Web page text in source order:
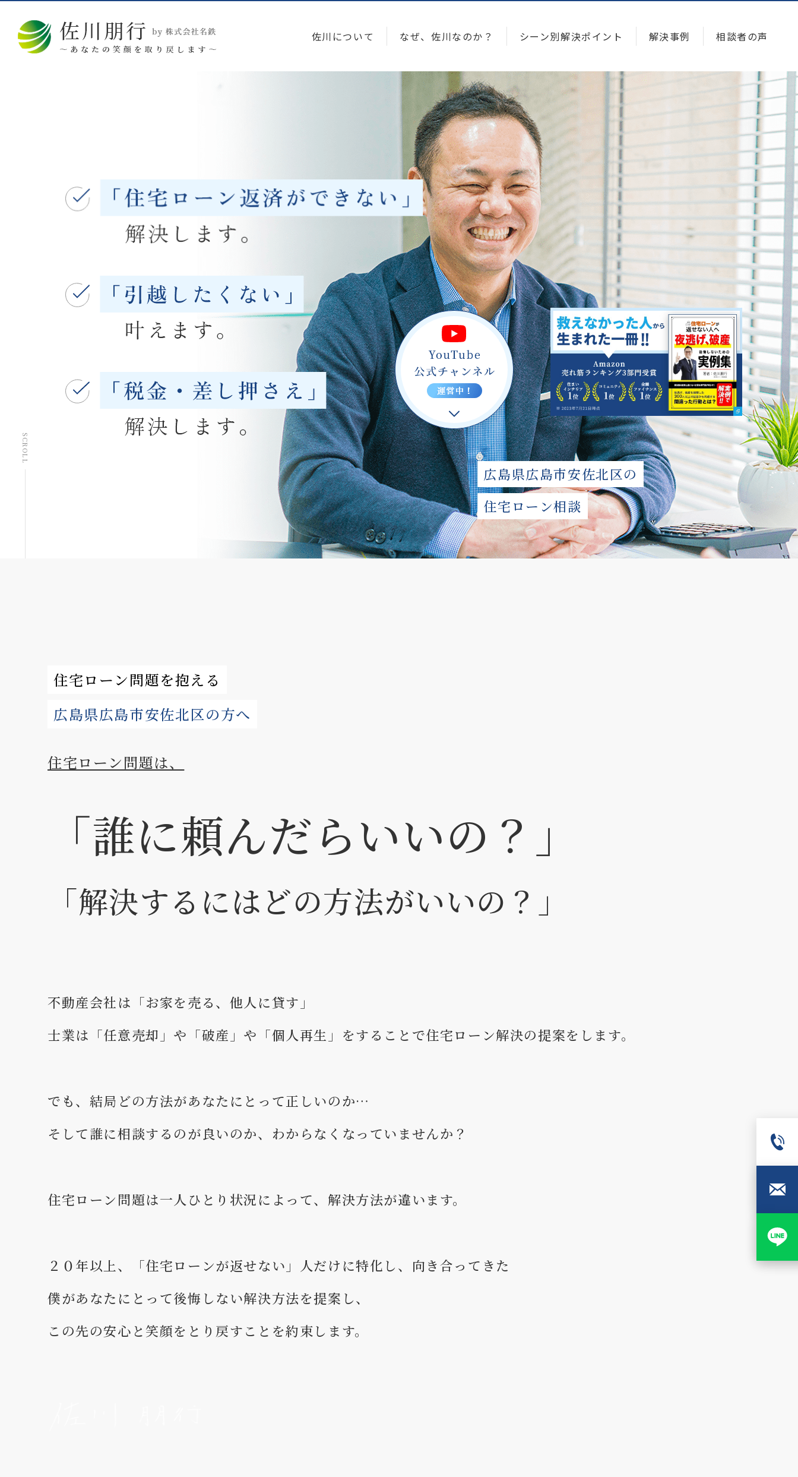
佐川について なぜ、佐川なのか？ シーン別解決ポイント 解決事例 相談者の声
SCROLL
広島県広島市安佐北区の
住宅ローン相談
住宅ローン問題を抱える
広島県広島市安佐北区の方へ
住宅ローン問題は、
「誰に頼んだらいいの？」
「解決するにはどの方法がいいの？」
不動産会社は「お家を売る、他人に貸す」
士業は「任意売却」や「破産」や「個人再生」をすることで住宅ローン解決の提案をします。
でも、結局どの方法があなたにとって正しいのか…
そして誰に相談するのが良いのか、わからなくなっていませんか？
住宅ローン問題は一人ひとり状況によって、解決方法が違います。
２０年以上、「住宅ローンが返せない」人だけに特化し、向き合ってきた
僕があなたにとって後悔しない解決方法を提案し、
この先の安心と笑顔をとり戻すことを約束します。